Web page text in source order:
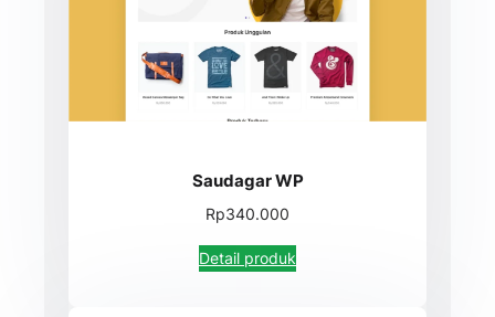
Saudagar WP
Rp340.000
Detail produk